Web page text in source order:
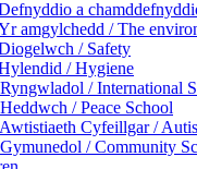
a
amgylchedd / The
/ Safety
/ Hygiene
/ International
/ Peace School
Cyfeillgar /
/ Community